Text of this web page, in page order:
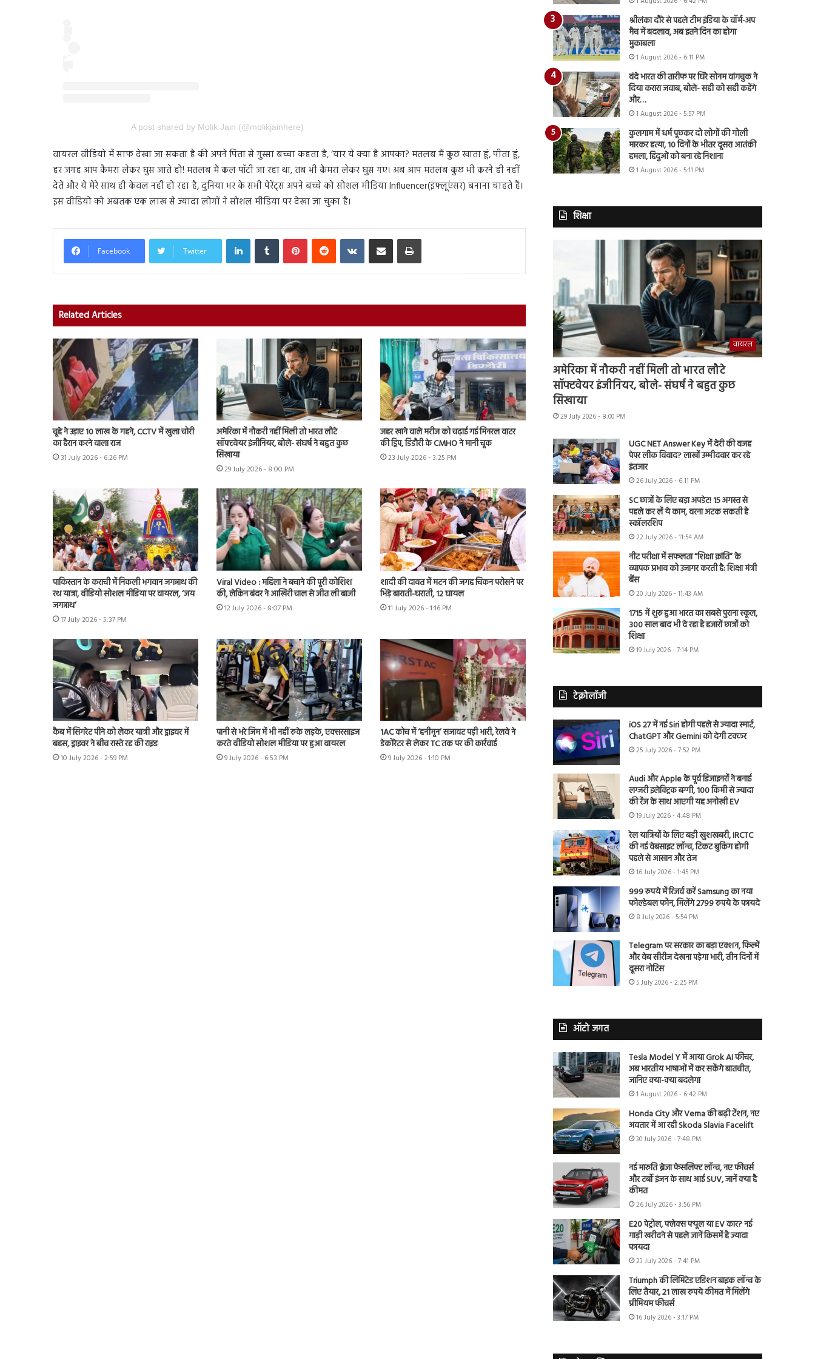
A post shared by Molik Jain (@molikjainhere)
वायरल वीडियो में साफ देखा जा सकता है की अपने पिता से गुस्सा बच्चा कहता है, ‘यार ये क्या है आपका? मतलब मैं कुछ खाता हूं, पीता हूं,
हर जगह आप कैमरा लेकर घुस जाते हो! मतलब मैं कल पॉटी जा रहा था, तब भी कैमरा लेकर घुस गए। अब आप मतलब कुछ भी करने ही नहीं
देते और ये मेरे साथ ही केवल नहीं हो रहा है, दुनिया भर के सभी पेरेंट्स अपने बच्चे को सोशल मीडिया Influencer(इंफ्लूएंसर) बनाना चाहते हैं।
इस वीडियो को अबतक एक लाख से ज्यादा लोगों ने सोशल मीडिया पर देखा जा चुका है।
Facebook Twitter
LinkedInTumblr PinterestReddit VKontakteShare via Email Print
Related Articles
चूहे ने उड़ाए 10 लाख के गहने, CCTV में खुला चोरी
का हैरान करने वाला राज
31 July 2026 - 6:26 PM
अमेरिका में नौकरी नहीं मिली तो भारत लौटे
सॉफ्टवेयर इंजीनियर, बोले- संघर्ष ने बहुत कुछ
सिखाया
29 July 2026 - 8:00 PM
जहर खाने वाले मरीज को चढ़ाई गई मिनरल वाटर
की ड्रिप, डिंडौरी के CMHO ने मानी चूक
23 July 2026 - 3:25 PM
पाकिस्तान के कराची में निकली भगवान जगन्नाथ की
रथ यात्रा, वीडियो सोशल मीडिया पर वायरल, ‘जय
जगन्नाथ’
17 July 2026 - 5:37 PM
Viral Video : महिला ने बचाने की पूरी कोशिश
की, लेकिन बंदर ने आखिरी चाल से जीत ली बाजी
12 July 2026 - 8:07 PM
शादी की दावत में मटन की जगह चिकन परोसने पर
भिड़े बाराती-घराती, 12 घायल
11 July 2026 - 1:16 PM
कैब में सिगरेट पीने को लेकर यात्री और ड्राइवर में
बहस, ड्राइवर ने बीच रास्ते रद्द की राइड
10 July 2026 - 2:59 PM
पानी से भरे जिम में भी नहीं रुके लड़के, एक्सरसाइज
करते वीडियो सोशल मीडिया पर हुआ वायरल
9 July 2026 - 6:53 PM
1AC कोच में ‘हनीमून’ सजावट पड़ी भारी, रेलवे ने
डेकोरेटर से लेकर TC तक पर की कार्रवाई
9 July 2026 - 1:10 PM
श्रीलंका दौरे से पहले टीम इंडिया के वॉर्म-अप
मैच में बदलाव, अब इतने दिन का होगा
मुकाबला
1 August 2026 - 6:11 PM
वंदे भारत की तारीफ पर घिरे सोनम वांगचुक ने
दिया करारा जवाब, बोले- सही को सही कहेंगे
और…
1 August 2026 - 5:57 PM
कुलगाम में धर्म पूछकर दो लोगों की गोली
मारकर हत्या, 10 दिनों के भीतर दूसरा आतंकी
हमला, हिंदुओं को बना रहे निशाना
1 August 2026 - 5:11 PM
शिक्षा
वायरल
अमेरिका में नौकरी नहीं मिली तो भारत लौटे
सॉफ्टवेयर इंजीनियर, बोले- संघर्ष ने बहुत कुछ
सिखाया
29 July 2026 - 8:00 PM
UGC NET Answer Key में देरी की वजह
पेपर लीक विवाद? लाखों उम्मीदवार कर रहे
इंतजार
26 July 2026 - 6:11 PM
SC छात्रों के लिए बड़ा अपडेट! 15 अगस्त से
पहले कर लें ये काम, वरना अटक सकती है
स्कॉलरशिप
22 July 2026 - 11:54 AM
नीट परीक्षा में सफलता “शिक्षा क्रांति” के
व्यापक प्रभाव को उजागर करती है: शिक्षा मंत्री
बैंस
20 July 2026 - 11:43 AM
1715 में शुरू हुआ भारत का सबसे पुराना स्कूल,
300 साल बाद भी दे रहा है हजारों छात्रों को
शिक्षा
19 July 2026 - 7:14 PM
टेक्नोलॉजी
iOS 27 में नई Siri होगी पहले से ज्यादा स्मार्ट,
ChatGPT और Gemini को देगी टक्कर
25 July 2026 - 7:52 PM
Audi और Apple के पूर्व डिजाइनरों ने बनाई
लग्जरी इलेक्ट्रिक बग्गी, 100 किमी से ज्यादा
की रेंज के साथ आएगी यह अनोखी EV
19 July 2026 - 4:48 PM
रेल यात्रियों के लिए बड़ी खुशखबरी, IRCTC
की नई वेबसाइट लॉन्च, टिकट बुकिंग होगी
पहले से आसान और तेज
16 July 2026 - 1:45 PM
999 रुपये में रिजर्व करें Samsung का नया
फोल्डेबल फोन, मिलेंगे 2799 रुपये के फायदे
8 July 2026 - 5:54 PM
Telegram पर सरकार का बड़ा एक्शन, फिल्में
और वेब सीरीज देखना पड़ेगा भारी, तीन दिनों में
दूसरा नोटिस
5 July 2026 - 2:25 PM
ऑटो जगत
Tesla Model Y में आया Grok AI फीचर,
अब भारतीय भाषाओं में कर सकेंगे बातचीत,
जानिए क्या-क्या बदलेगा
1 August 2026 - 6:42 PM
Honda City और Verna की बढ़ी टेंशन, नए
अवतार में आ रही Skoda Slavia Facelift
30 July 2026 - 7:48 PM
नई मारुति ब्रेजा फेसलिफ्ट लॉन्च, नए फीचर्स
और टर्बो इंजन के साथ आई SUV, जानें क्या है
कीमत
26 July 2026 - 3:56 PM
E20 पेट्रोल, फ्लेक्स फ्यूल या EV कार? नई
गाड़ी खरीदने से पहले जानें किसमें है ज्यादा
फायदा
23 July 2026 - 7:41 PM
Triumph की लिमिटेड एडिशन बाइक लॉन्च के
लिए तैयार, 21 लाख रुपये कीमत में मिलेंगे
प्रीमियम फीचर्स
16 July 2026 - 3:17 PM